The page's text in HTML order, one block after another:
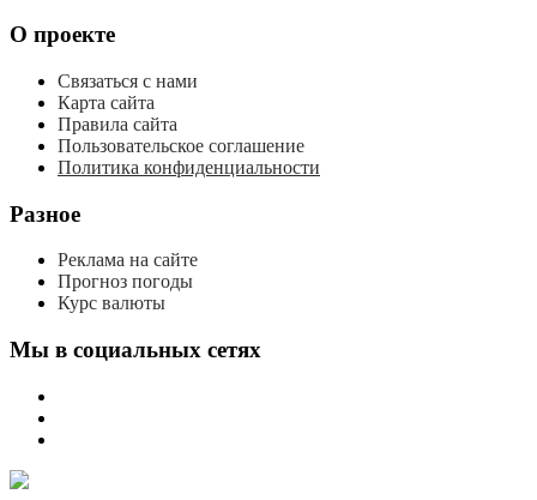
О проекте
Связаться с нами
Карта сайта
Правила сайта
Пользовательское соглашение
Политика конфиденциальности
Разное
Реклама на сайте
Прогноз погоды
Курс валюты
Мы в социальных сетях